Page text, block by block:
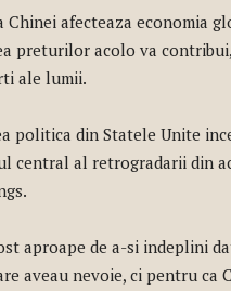
afecteaza economia
preturilor acolo va
ale lumii.
politica din Statele Unite
central al retrogradarii din
aproape de a-si indeplini
aveau nevoie, ci pentru